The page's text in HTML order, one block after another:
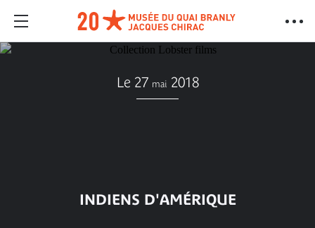
Le 27 mai 2018
INDIENS D'AMÉRIQUE